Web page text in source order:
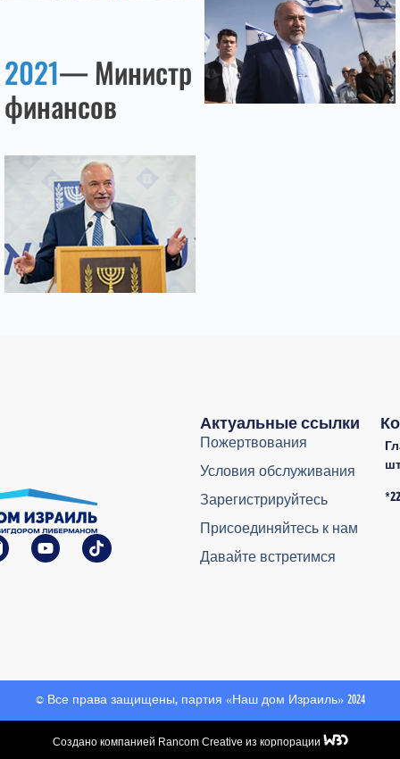
2021— Министр
финансов
Актуальные ссылки
Пожертвования
Условия обслуживания
Зарегистрируйтесь
Присоединяйтесь к нам
Давайте встретимся
© Все права защищены, партия «Наш дом Израиль» 2024
Создано компанией Rancom Creative из корпорации